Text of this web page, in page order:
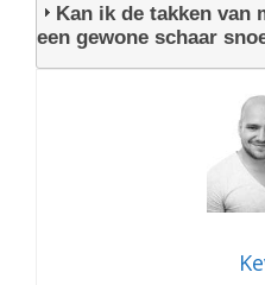
Kan ik de takken van
een gewone schaar